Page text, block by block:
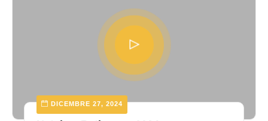
DICEMBRE 27, 2024